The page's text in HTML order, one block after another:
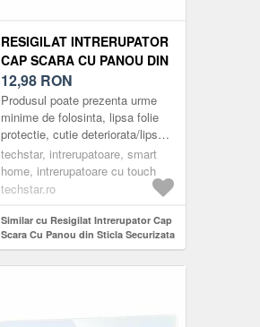
RESIGILAT INTRERUPATOR
CAP SCARA CU PANOU DIN
STICLA SECURIZATA
TECHSTAR® TGS 01, 220V,
16A, 86 X 86 MM, AURIU, CU
1 MODUL
12,98 RON
Produsul poate prezenta urme
minime de folosinta, lipsa folie
protectie, cutie deteriorata/lipsa,
usoare zgarieturi etc.
Întrerupătoarele Techstar ...
techstar, intrerupatoare, smart
home, intrerupatoare cu touch
techstar.ro
Similar cu Resigilat Intrerupator Cap
Scara Cu Panou din Sticla Securizata
Techstar® TGS 01, 220V, 16A, 86 x 86
mm, Auriu, cu 1 Modul